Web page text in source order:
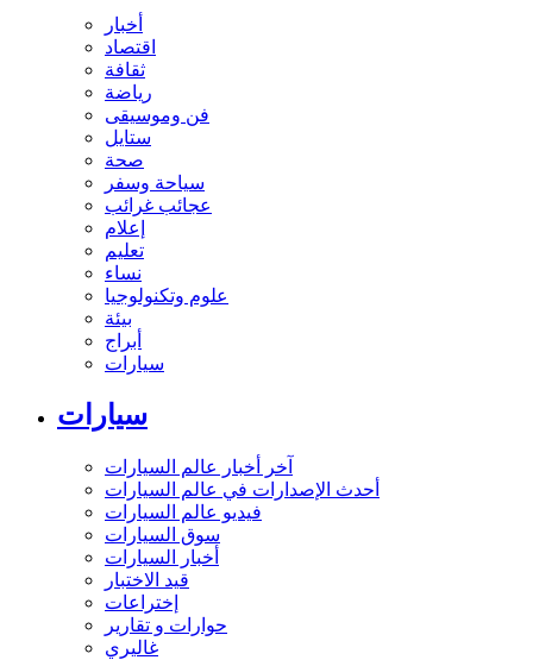
أخبار
اقتصاد
ثقافة
رياضة
فن وموسيقى
ستايل
صحة
سياحة وسفر
عجائب غرائب
إعلام
تعليم
نساء
علوم وتكنولوجيا
بيئة
أبراج
سيارات
سيارات
آخر أخبار عالم السيارات
أحدث الإصدارات في عالم السيارات
فيديو عالم السيارات
سوق السيارات
أخبار السيارات
قيد الاختبار
إختراعات
حوارات و تقارير
غاليري